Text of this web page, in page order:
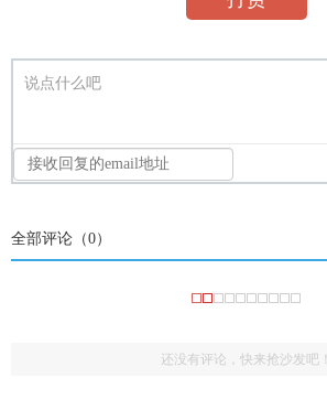
说点什么吧
全部评论（0）
还没有评论，快来抢沙发吧！